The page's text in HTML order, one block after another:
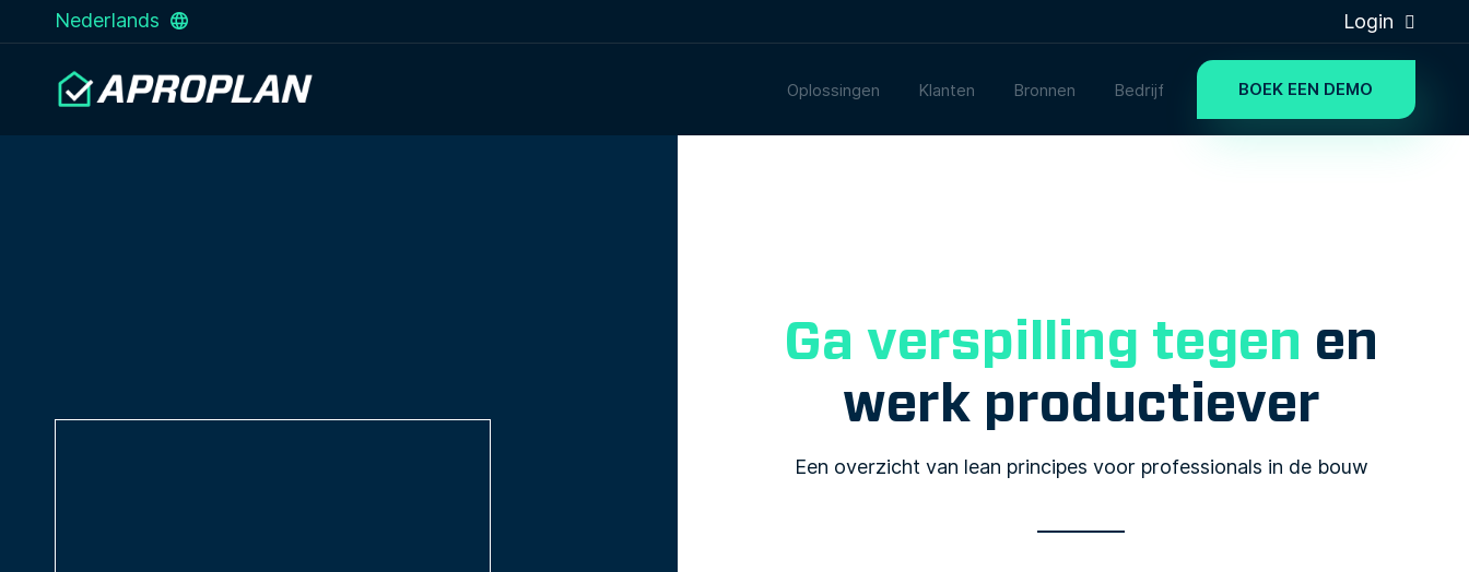
Nederlands Login
Oplossingen Klanten Bronnen Bedrijf BOEK EEN DEMO
Ga verspilling tegen en
werk productiever
Een overzicht van lean principes voor professionals in de bouw